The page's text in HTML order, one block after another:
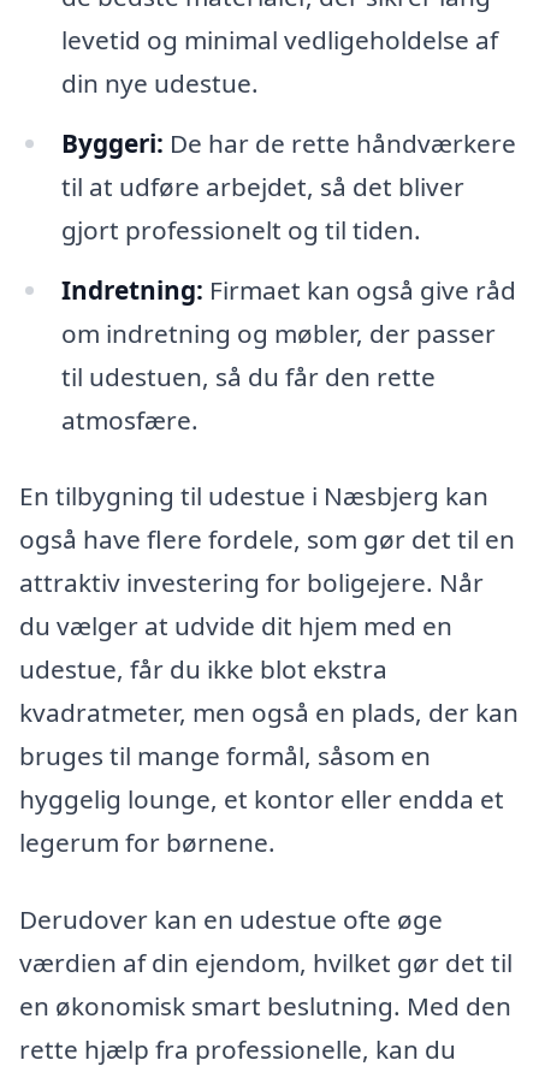
levetid og minimal vedligeholdelse af
din nye udestue.
Byggeri: De har de rette håndværkere
til at udføre arbejdet, så det bliver
gjort professionelt og til tiden.
Indretning: Firmaet kan også give råd
om indretning og møbler, der passer
til udestuen, så du får den rette
atmosfære.
En tilbygning til udestue i Næsbjerg kan
også have flere fordele, som gør det til en
attraktiv investering for boligejere. Når
du vælger at udvide dit hjem med en
udestue, får du ikke blot ekstra
kvadratmeter, men også en plads, der kan
bruges til mange formål, såsom en
hyggelig lounge, et kontor eller endda et
legerum for børnene.
Derudover kan en udestue ofte øge
værdien af din ejendom, hvilket gør det til
en økonomisk smart beslutning. Med den
rette hjælp fra professionelle, kan du